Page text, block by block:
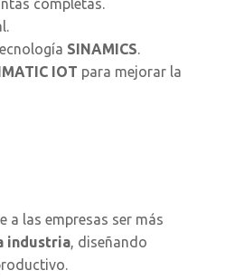
completas.
SINAMICS.
IOT para mejorar la
las empresas ser más
industria, diseñando